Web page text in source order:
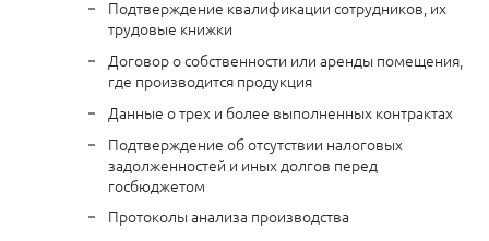
Подтверждение квалификации сотрудников, их
трудовые книжки
Договор о собственности или аренды помещения,
где производится продукция
Данные о трех и более выполненных контрактах
Подтверждение об отсутствии налоговых
задолженностей и иных долгов перед
госбюджетом
Протоколы анализа производства